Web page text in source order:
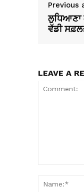
Previous
ਲੁਧਿਆਣਾ
ਵੱਡੀ
LEAVE A